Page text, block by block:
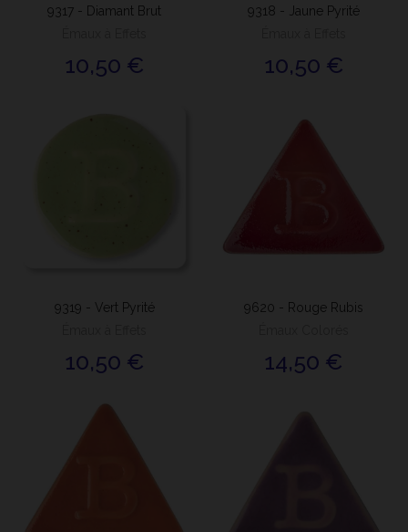
9317 - Diamant Brut
10,50 €
9318 - Jaune Pyrité
10,50 €
9319 - Vert Pyrité
10,50 €
9620 - Rouge Rubis
14,50 €